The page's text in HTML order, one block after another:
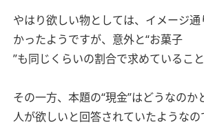
やはり欲しい物としては、イメージ通
かったようですが、意外と“お菓子
”も同じくらいの割合で求めているこ
その一方、本題の“現金”はどうなのか
人が欲しいと回答されていたようなの